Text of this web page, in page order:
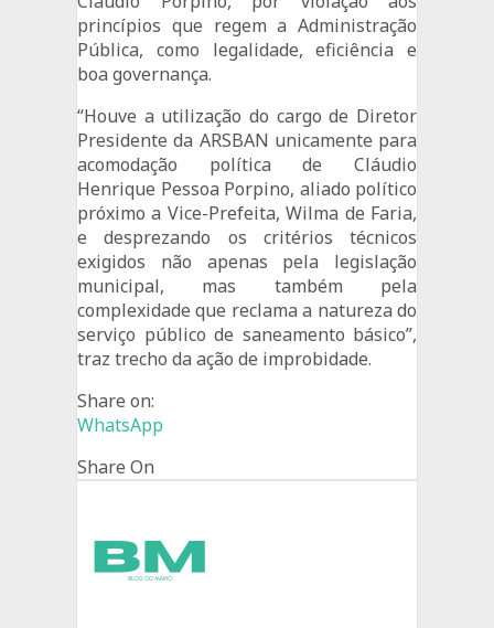
princípios que regem a Administração
Pública, como legalidade, eficiência e
boa governança.
“Houve a utilização do cargo de Diretor
Presidente da ARSBAN unicamente para
acomodação política de Cláudio
Henrique Pessoa Porpino, aliado político
próximo a Vice-Prefeita, Wilma de Faria,
e desprezando os critérios técnicos
exigidos não apenas pela legislação
municipal, mas também pela
complexidade que reclama a natureza do
serviço público de saneamento básico”,
traz trecho da ação de improbidade.
Share on:
WhatsApp
Share On